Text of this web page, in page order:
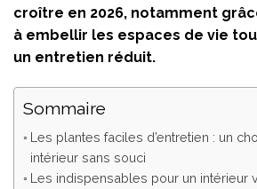
croître en 2026, notamment
à embellir les espaces de vie
un entretien réduit.
Sommaire
Les plantes faciles d’entretien : un
intérieur sans souci
Les indispensables pour un intérieur